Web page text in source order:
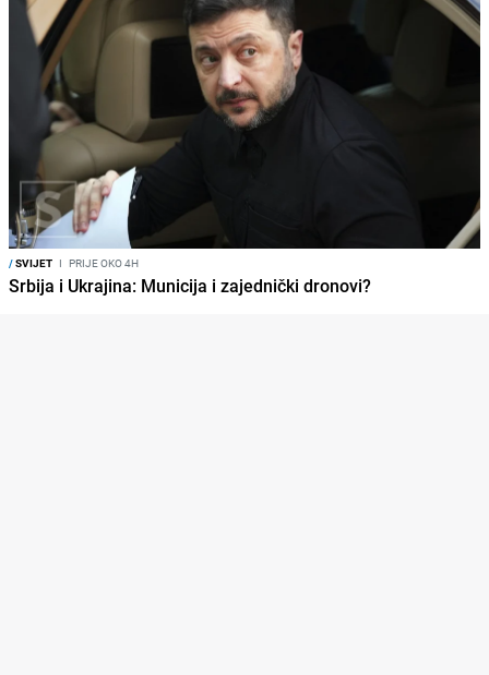
/SVIJET I PRIJE OKO 4H
Srbija i Ukrajina: Municija i zajednički dronovi?